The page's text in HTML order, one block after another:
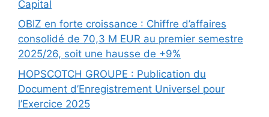
Capital
OBIZ en forte croissance : Chiffre d’affaires
consolidé de 70,3 M EUR au premier semestre
2025/26, soit une hausse de +9%
HOPSCOTCH GROUPE : Publication du
Document d’Enregistrement Universel pour
l’Exercice 2025